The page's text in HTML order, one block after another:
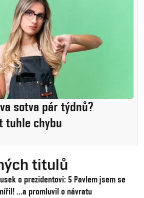
sotva pár týdnů?
tuhle chybu
titulů
o prezidentovi: S Pavlem jsem se
...a promluvil o návratu